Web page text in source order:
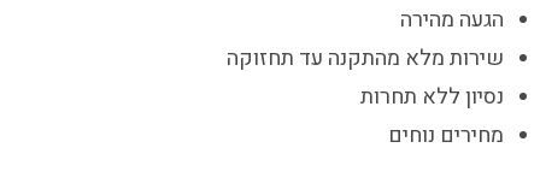
הגעה מהירה
שירות מלא מהתקנה עד תחזוקה
נסיון ללא תחרות
מחירים נוחים